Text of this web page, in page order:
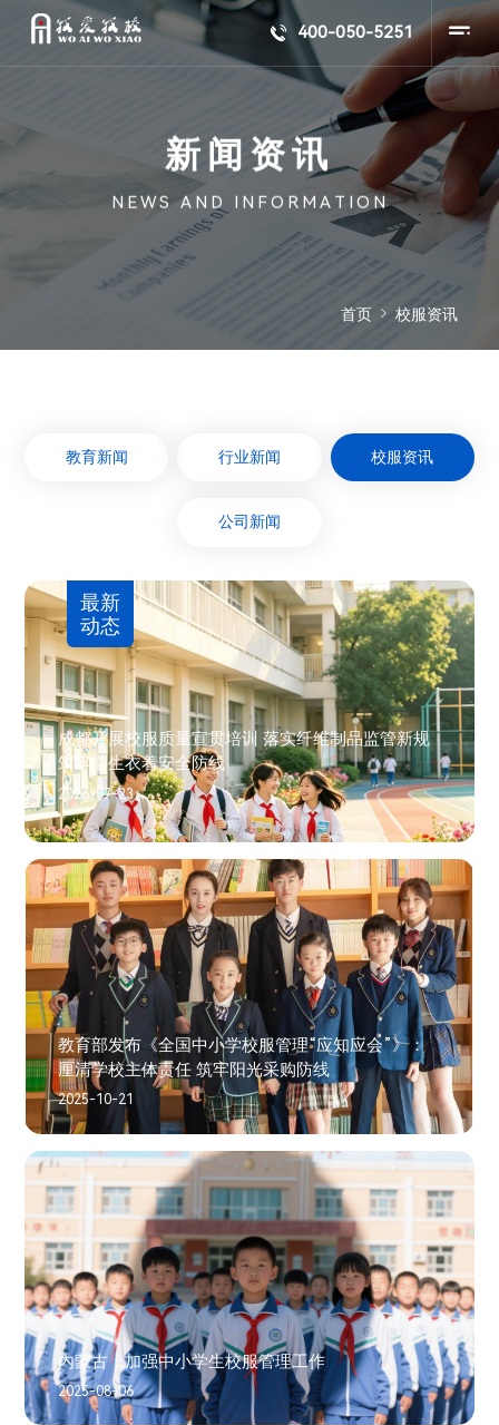
 400-050-5251 
首页  校服资讯
教育新闻 行业新闻 校服资讯
公司新闻
最新
动态
成都开展校服质量宣贯培训 落实纤维制品监管新规
筑牢学生衣着安全防线
2026-07-23
教育部发布《全国中小学校服管理“应知应会”》：
厘清学校主体责任 筑牢阳光采购防线
2025-10-21
内蒙古：加强中小学生校服管理工作
2025-08-06